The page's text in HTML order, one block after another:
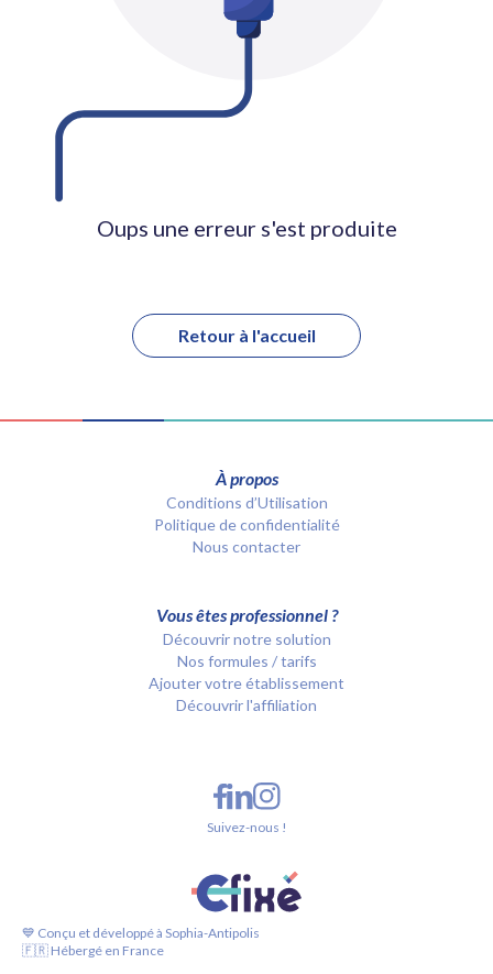
Oups une erreur s'est produite
Retour à l'accueil
À propos
Conditions d’Utilisation
Politique de confidentialité
Nous contacter
Vous êtes professionnel ?
Découvrir notre solution
Nos formules / tarifs
Ajouter votre établissement
Découvrir l'affiliation
💙 Conçu et développé à Sophia-Antipolis
🇫🇷 Hébergé en France
Suivez-nous !